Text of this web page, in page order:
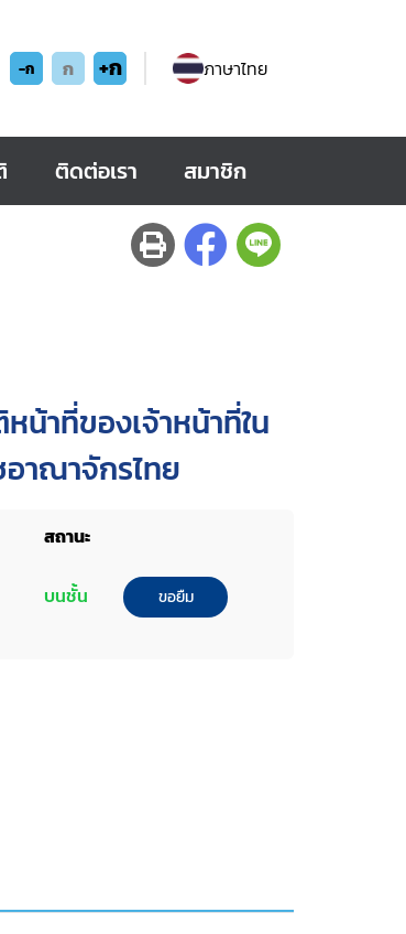
-ก ก +ก ภาษาไทย
ติดต่อเรา สมาชิก
น้าที่ของเจ้าหน้าที่ใน
าณาจักรไทย
สถานะ
บนชั้น ขอยืม